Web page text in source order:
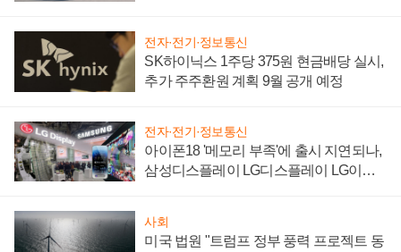
전자·전기·정보통신
SK하이닉스 1주당 375원 현금배당 실시,
추가 주주환원 계획 9월 공개 예정
전자·전기·정보통신
아이폰18 '메모리 부족'에 출시 지연되나,
삼성디스플레이 LG디스플레이 LG이노
사회
미국 법원 "트럼프 정부 풍력 프로젝트 동